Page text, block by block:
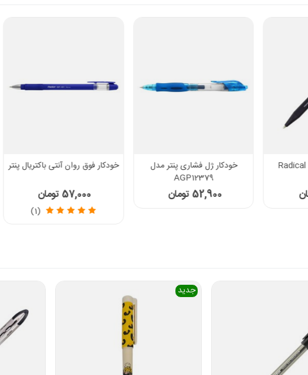
خودکار ژل فشاری پنتر مدل
AGP12379
52,900 تومان
خودکار فوق روان آنتی باکتریال پنتر
57,000 تومان
(1)
جدید